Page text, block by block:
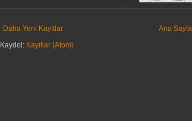
Daha Yeni Kayıtlar
Ana Sayfa
Kaydol: Kayıtlar (Atom)